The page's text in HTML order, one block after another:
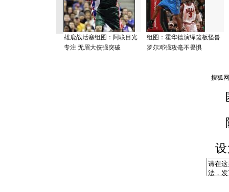
雄鹿战活塞组图：阿联目光
专注 无眉大侠强突破
组图：霍华德演绎篮板怪兽
罗尔邓强攻毫不畏惧